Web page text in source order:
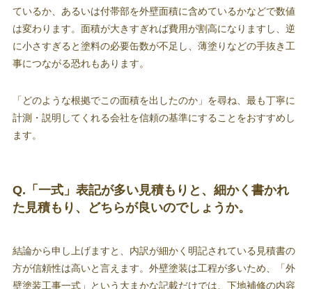
ているか、あるいは付帯部を外壁面積に含めているかなどで数値
は変わります。面積が大きすぎれば費用が割高になりますし、逆
に小さすぎると塗料の必要缶数が不足し、薄塗りなどの手抜き工
事につながる恐れもあります。
「どのような根拠でこの面積を出したのか」を尋ね、最も丁寧に
計測・説明してくれる会社を信頼の基準にすることをおすすめし
ます。
Q.「一式」表記が多い見積もりと、細かく書かれ
た見積もり、どちらが良いのでしょうか。
結論から申し上げますと、内訳が細かく明記されている見積書の
方が信頼性は高いと言えます。外壁塗装は工程が多いため、「外
壁塗装工事一式」という大まかな記載だけでは、下地補修の内容